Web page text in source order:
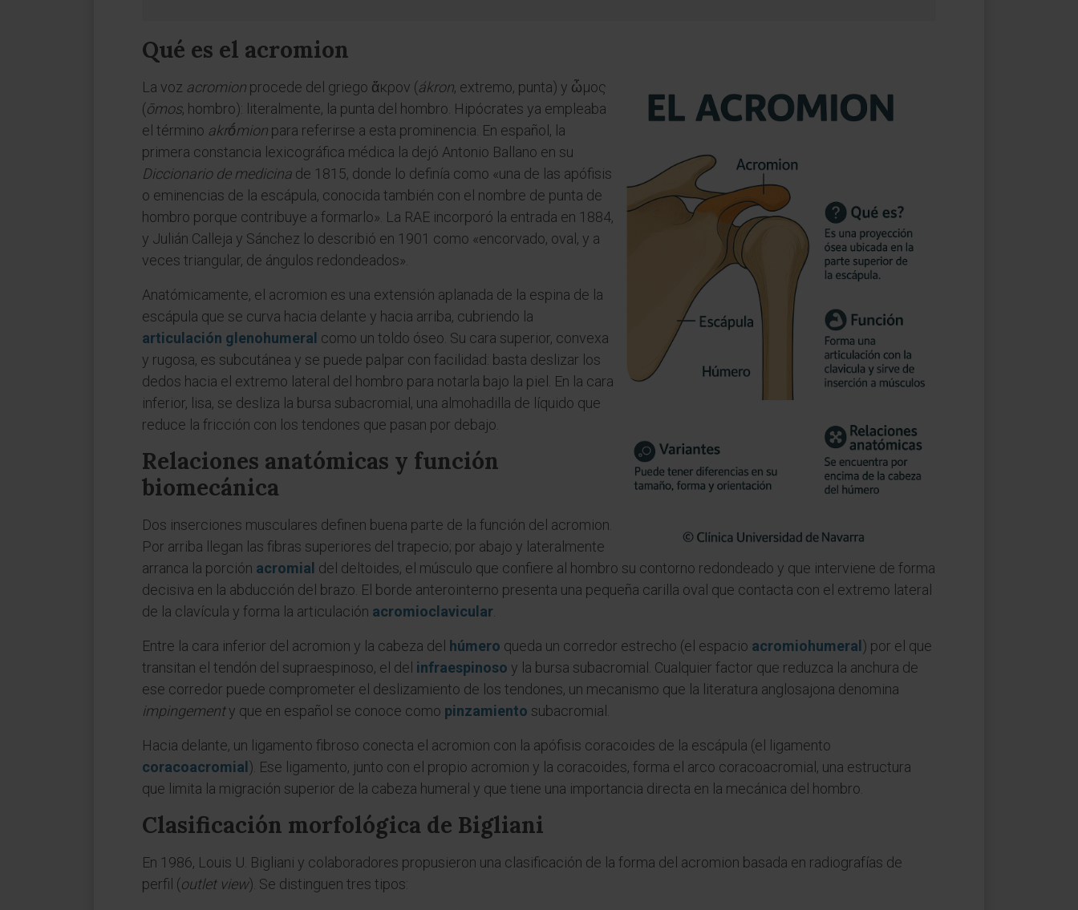
Qué es el acromion
La voz acromion procede del griego ἄκρον (ákron, extremo, punta) y ὦμος
(ōmos, hombro): literalmente, la punta del hombro. Hipócrates ya empleaba
el término akrṓmion para referirse a esta prominencia. En español, la
primera constancia lexicográfica médica la dejó Antonio Ballano en su
Diccionario de medicina de 1815, donde lo definía como «una de las apófisis
o eminencias de la escápula, conocida también con el nombre de punta de
hombro porque contribuye a formarlo». La RAE incorporó la entrada en 1884,
y Julián Calleja y Sánchez lo describió en 1901 como «encorvado, oval, y a
veces triangular, de ángulos redondeados».
Anatómicamente, el acromion es una extensión aplanada de la espina de la
escápula que se curva hacia delante y hacia arriba, cubriendo la
articulación glenohumeral como un toldo óseo. Su cara superior, convexa
y rugosa, es subcutánea y se puede palpar con facilidad: basta deslizar los
dedos hacia el extremo lateral del hombro para notarla bajo la piel. En la cara
inferior, lisa, se desliza la bursa subacromial, una almohadilla de líquido que
reduce la fricción con los tendones que pasan por debajo.
Relaciones anatómicas y función
biomecánica
Dos inserciones musculares definen buena parte de la función del acromion.
Por arriba llegan las fibras superiores del trapecio; por abajo y lateralmente
arranca la porción acromial del deltoides, el músculo que confiere al hombro su contorno redondeado y que interviene de forma
decisiva en la abducción del brazo. El borde anterointerno presenta una pequeña carilla oval que contacta con el extremo lateral
de la clavícula y forma la articulación acromioclavicular
Entre la cara inferior del acromion y la cabeza del húmero queda un corredor estrecho (el espacio acromiohumeral ) por el que
transitan el tendón del supraespinoso, el del infraespinoso y la bursa subacromial. Cualquier factor que reduzca la anchura de
ese corredor puede comprometer el deslizamiento de los tendones, un mecanismo que la literatura anglosajona denomina
impingementy que en español se conoce como pinzamiento subacromial.
Hacia delante, un ligamento fibroso conecta el acromion con la apófisis coracoides de la escápula (el ligamento
coracoacromial ). Ese ligamento, junto con el propio acromion y la coracoides, forma el arco coracoacromial, una estructura
que limita la migración superior de la cabeza humeral y que tiene una importancia directa en la mecánica del hombro.
Clasificación morfológica de Bigliani
En 1986, Louis U. Bigliani y colaboradores propusieron una clasificación de la forma del acromion basada en radiografías de
perfil (outlet view). Se distinguen tres tipos: